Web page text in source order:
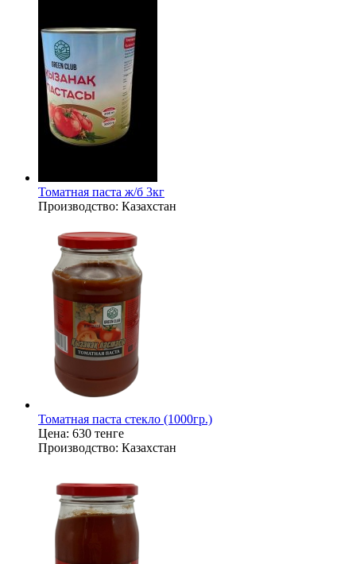
Томатная паста ж/б 3кг
Производство: Казахстан
Томатная паста стекло (1000гр.)
Цена: 630 тенге
Производство: Казахстан